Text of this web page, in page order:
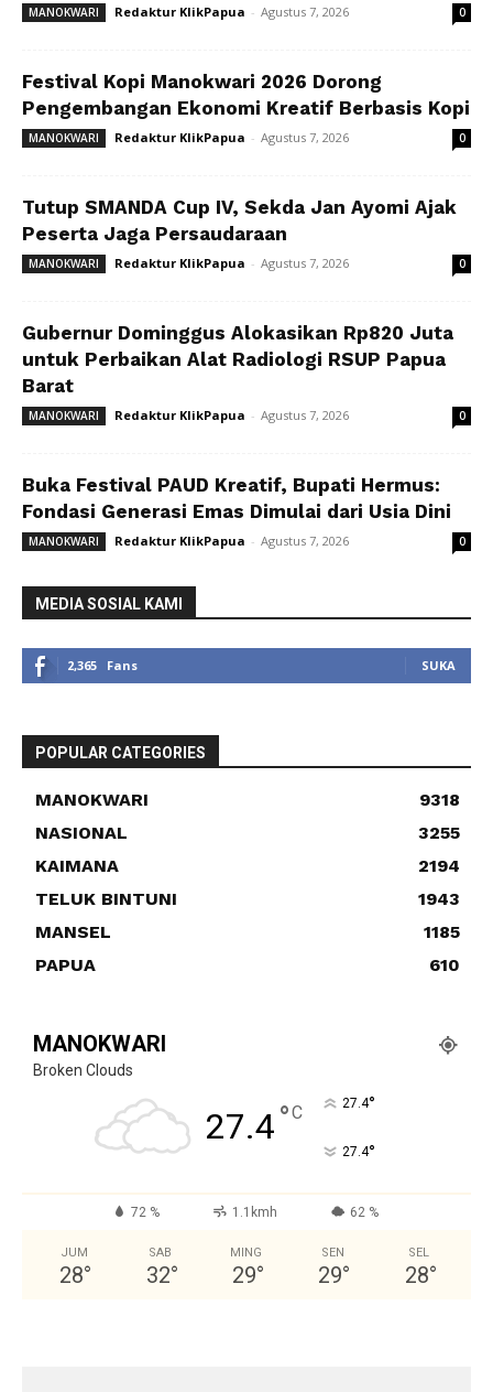
MANOKWARI Redaktur KlikPapua - Agustus 7, 2026 0
Festival Kopi Manokwari 2026 Dorong
Pengembangan Ekonomi Kreatif Berbasis Kopi
MANOKWARI Redaktur KlikPapua - Agustus 7, 2026 0
Tutup SMANDA Cup IV, Sekda Jan Ayomi Ajak
Peserta Jaga Persaudaraan
MANOKWARI Redaktur KlikPapua - Agustus 7, 2026 0
Gubernur Dominggus Alokasikan Rp820 Juta
untuk Perbaikan Alat Radiologi RSUP Papua
Barat
MANOKWARI Redaktur KlikPapua - Agustus 7, 2026 0
Buka Festival PAUD Kreatif, Bupati Hermus:
Fondasi Generasi Emas Dimulai dari Usia Dini
MANOKWARI Redaktur KlikPapua - Agustus 7, 2026 0
MEDIA SOSIAL KAMI
2,365 Fans SUKA
POPULAR CATEGORIES
MANOKWARI
9318
NASIONAL
3255
KAIMANA
2194
TELUK BINTUNI
1943
MANSEL
1185
PAPUA
610
MANOKWARI
Broken Clouds
27.4°C 27.4°
27.4°
72 % 1.1kmh 62 %
JUM
28°
SAB
32°
MING
29°
SEN
29°
SEL
28°